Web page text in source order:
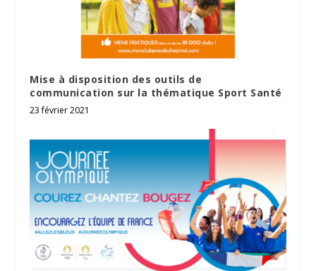
Mise à disposition des outils de
communication sur la thématique Sport Santé
23 février 2021